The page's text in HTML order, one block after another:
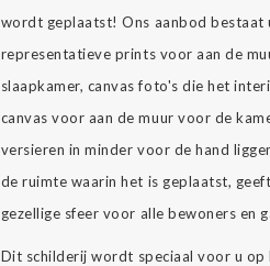
wordt geplaatst! Ons aanbod bestaat
representatieve prints voor aan de
slaapkamer, canvas foto's die het
canvas voor aan de muur voor de
versieren in minder voor de hand
de ruimte waarin het is geplaatst,
gezellige sfeer voor alle bewoners en
Dit schilderij wordt speciaal voor u op